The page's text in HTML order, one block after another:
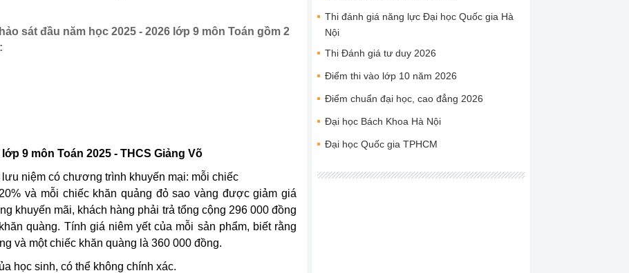
sát đầu năm học 2025 - 2026 lớp 9 môn Toán gồm 2
9 môn Toán 2025 - THCS Giảng Võ
niệm có chương trình khuyến mại: mỗi chiếc
và mỗi chiếc khăn quảng đỏ sao vàng được giảm giá
khuyến mãi, khách hàng phải trả tổng cộng 296 000 đồng
quàng. Tính giá niêm yết của mỗi sản phẩm, biết rằng
và một chiếc khăn quàng là 360 000 đồng.
học sinh, có thể không chính xác.
Thi đánh giá năng lực Đại học Quốc gia Hà
Nội
Thi Đánh giá tư duy 2026
Điểm thi vào lớp 10 năm 2026
Điểm chuẩn đại học, cao đẳng 2026
Đại học Bách Khoa Hà Nội
Đại học Quốc gia TPHCM